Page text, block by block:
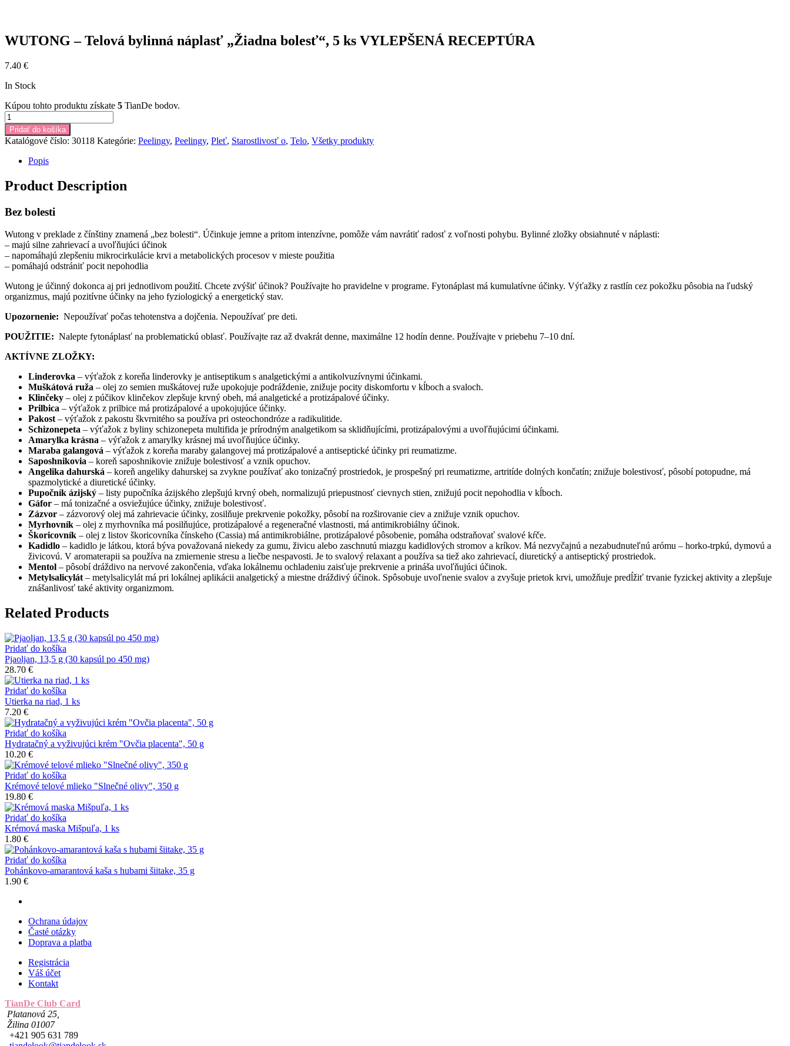
WUTONG – Telová bylinná náplasť „Žiadna bolesť“, 5 ks VYLEPŠENÁ RECEPTÚRA
7.40 €
In Stock
Kúpou tohto produktu získate 5 TianDe bodov.
Pridať do košíka
Katalógové číslo: 30118 Kategórie: Peelingy, Peelingy, Pleť, Starostlivosť o, Telo, Všetky produkty
Popis
Product Description
Bez bolesti
Wutong v preklade z čínštiny znamená „bez bolesti“. Účinkuje jemne a pritom intenzívne, pomôže vám navrátiť radosť z voľnosti pohybu. Bylinné zložky obsiahnuté v náplasti:
– majú silne zahrievací a uvoľňujúci účinok
– napomáhajú zlepšeniu mikrocirkulácie krvi a metabolických procesov v mieste použitia
– pomáhajú odstrániť pocit nepohodlia
Wutong je účinný dokonca aj pri jednotlivom použití. Chcete zvýšiť účinok? Používajte ho pravidelne v programe. Fytonáplast má kumulatívne účinky. Výťažky z rastlín cez pokožku pôsobia na ľudský
organizmus, majú pozitívne účinky na jeho fyziologický a energetický stav.
Upozornenie: Nepoužívať počas tehotenstva a dojčenia. Nepoužívať pre deti.
POUŽITIE: Nalepte fytonáplasť na problematickú oblasť. Používajte raz až dvakrát denne, maximálne 12 hodín denne. Používajte v priebehu 7–10 dní.
AKTÍVNE ZLOŽKY:
Linderovka – výťažok z koreňa linderovky je antiseptikum s analgetickými a antikolvuzívnymi účinkami.
Muškátová ruža – olej zo semien muškátovej ruže upokojuje podráždenie, znižuje pocity diskomfortu v kĺboch ​​a svaloch.
Klinčeky – olej z púčikov klinčekov zlepšuje krvný obeh, má analgetické a protizápalové účinky.
Prilbica – výťažok z prilbice má protizápalové a upokojujúce účinky.
Pakost – výťažok z pakostu škvrnitého sa používa pri osteochondróze a radikulitide.
Schizonepeta – výťažok z byliny schizonepeta multifida je prírodným analgetikom sa sklidňujícími, protizápalovými a uvoľňujúcimi účinkami.
Amarylka krásna – výťažok z amarylky krásnej má uvoľňujúce účinky.
Maraba galangová – výťažok z koreňa maraby galangovej má protizápalové a antiseptické účinky pri reumatizme.
Saposhnikovia – koreň saposhnikovie znižuje bolestivosť a vznik opuchov.
Angelika dahurská – koreň angeliky dahurskej sa zvykne používať ako tonizačný prostriedok, je prospešný pri reumatizme, artritíde dolných končatín; znižuje bolestivosť, pôsobí potopudne, má
spazmolytické a diuretické účinky.
Pupočník ázijský – listy pupočníka ázijského zlepšujú krvný obeh, normalizujú priepustnosť cievnych stien, znižujú pocit nepohodlia v kĺboch.
Gáfor – má tonizačné a osviežujúce účinky, znižuje bolestivosť.
Zázvor – zázvorový olej má zahrievacie účinky, zosilňuje prekrvenie pokožky, pôsobí na rozširovanie ciev a znižuje vznik opuchov.
Myrhovník – olej z myrhovníka má posilňujúce, protizápalové a regeneračné vlastnosti, má antimikrobiálny účinok.
Škoricovník – olej z listov škoricovníka čínskeho (Cassia) má antimikrobiálne, protizápalové pôsobenie, pomáha odstraňovať svalové kŕče.
Kadidlo – kadidlo je látkou, ktorá býva považovaná niekedy za gumu, živicu alebo zaschnutú miazgu kadidlových stromov a kríkov. Má nezvyčajnú a nezabudnuteľnú arómu – horko-trpkú, dymovú a
živicovú. V aromaterapii sa používa na zmiernenie stresu a liečbe nespavosti. Je to svalový relaxant a používa sa tiež ako zahrievací, diuretický a antiseptický prostriedok.
Mentol – pôsobí dráždivo na nervové zakončenia, vďaka lokálnemu ochladeniu zaisťuje prekrvenie a prináša uvoľňujúci účinok.
Metylsalicylát – metylsalicylát má pri lokálnej aplikácii analgetický a miestne dráždivý účinok. Spôsobuje uvoľnenie svalov a zvyšuje prietok krvi, umožňuje predĺžiť trvanie fyzickej aktivity a zlepšuje
znášanlivosť také aktivity organizmom.
Related Products
Pridať do košíka
Pjaoljan, 13,5 g (30 kapsúl po 450 mg)
28.70 €
Pridať do košíka
Utierka na riad, 1 ks
7.20 €
Pridať do košíka
Hydratačný a vyživujúci krém "Ovčia placenta", 50 g
10.20 €
Pridať do košíka
Krémové telové mlieko "Slnečné olivy", 350 g
19.80 €
Pridať do košíka
Krémová maska ​​Mišpuľa, 1 ks
1.80 €
Pridať do košíka
Pohánkovo-amarantová kaša s hubami šiitake, 35 g
1.90 €
Ochrana údajov
Časté otázky
Doprava a platba
Registrácia
Váš účet
Kontakt
TianDe Club Card
Platanová 25,
Žilina 01007
+421 905 631 789